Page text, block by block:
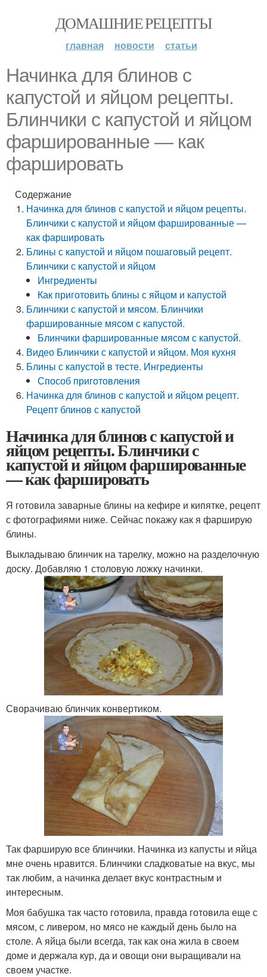
ДОМАШНИЕ РЕЦЕПТЫ
главная новости статьи
Начинка для блинов с
капустой и яйцом рецепты.
Блинчики с капустой и яйцом
фаршированные — как
фаршировать
Содержание
Начинка для блинов с капустой и яйцом рецепты.
Блинчики с капустой и яйцом фаршированные —
как фаршировать
Блины с капустой и яйцом пошаговый рецепт.
Блинчики с капустой и яйцом
Ингредиенты
Как приготовить блины с яйцом и капустой
Блинчики с капустой и мясом. Блинчики
фаршированные мясом с капустой.
Блинчики фаршированные мясом с капустой.
Видео Блинчики с капустой и яйцом. Моя кухня
Блины с капустой в тесте. Ингредиенты
Способ приготовления
Начинка для блинов с капустой и яйцом рецепт.
Рецепт блинов с капустой
Начинка для блинов с капустой и
яйцом рецепты. Блинчики с
капустой и яйцом фаршированные
— как фаршировать
Я готовила заварные блины на кефире и кипятке, рецепт
с фотографиями ниже. Сейчас покажу как я фарширую
блины.
Выкладываю блинчик на тарелку, можно на разделочную
доску. Добавляю 1 столовую ложку начинки.
Сворачиваю блинчик конвертиком.
Так фарширую все блинчики. Начинка из капусты и яйца
мне очень нравится. Блинчики сладковатые на вкус, мы
так любим, а начинка делает вкус контрастным и
интересным.
Моя бабушка так часто готовила, правда готовила еще с
мясом, с ливером, но мясо не каждый день было на
столе. А яйца были всегда, так как она жила в своем
доме и держала кур, да и овощи они выращивали на
своем участке.